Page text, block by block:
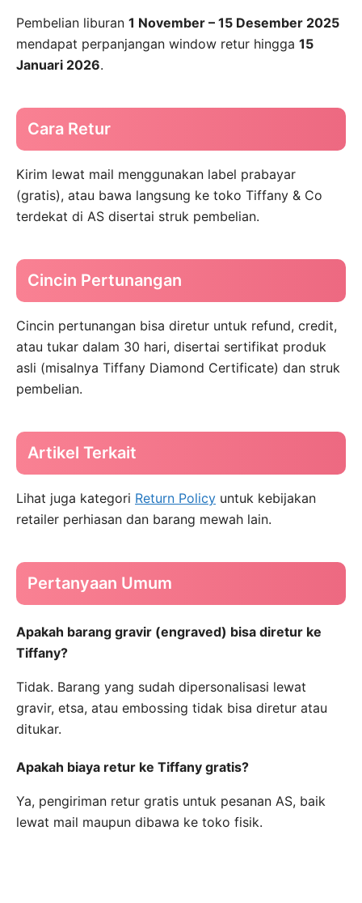
Pembelian liburan 1 November – 15 Desember 2025
mendapat perpanjangan window retur hingga 15
Januari 2026.
Cara Retur
Kirim lewat mail menggunakan label prabayar
(gratis), atau bawa langsung ke toko Tiffany & Co
terdekat di AS disertai struk pembelian.
Cincin Pertunangan
Cincin pertunangan bisa diretur untuk refund, credit,
atau tukar dalam 30 hari, disertai sertifikat produk
asli (misalnya Tiffany Diamond Certificate) dan struk
pembelian.
Artikel Terkait
Lihat juga kategori Return Policy untuk kebijakan
retailer perhiasan dan barang mewah lain.
Pertanyaan Umum
Apakah barang gravir (engraved) bisa diretur ke
Tiffany?
Tidak. Barang yang sudah dipersonalisasi lewat
gravir, etsa, atau embossing tidak bisa diretur atau
ditukar.
Apakah biaya retur ke Tiffany gratis?
Ya, pengiriman retur gratis untuk pesanan AS, baik
lewat mail maupun dibawa ke toko fisik.